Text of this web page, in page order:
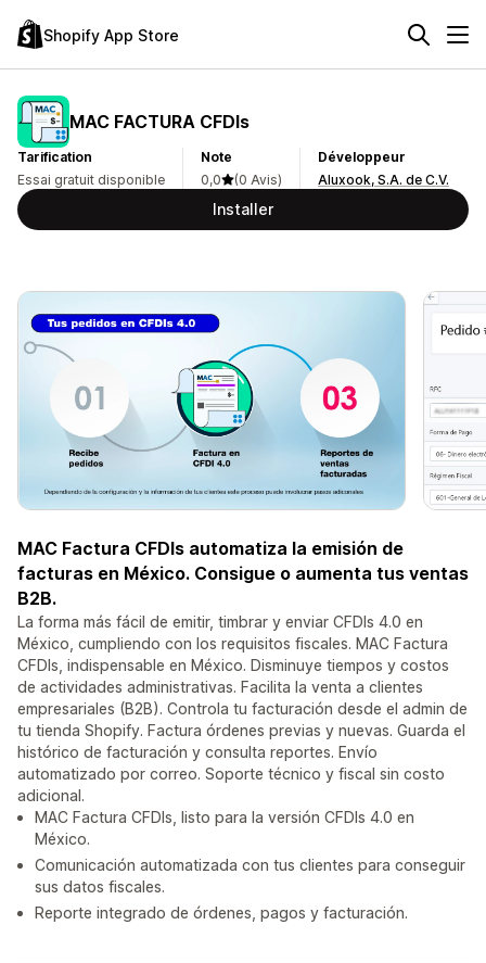
Shopify App Store
MAC FACTURA CFDIs
Tarification
Essai gratuit disponible
Note
0,0
(0 Avis)
Développeur
Aluxook, S.A. de C.V.
Installer
MAC Factura CFDIs automatiza la emisión de
facturas en México. Consigue o aumenta tus ventas
B2B.
La forma más fácil de emitir, timbrar y enviar CFDIs 4.0 en
México, cumpliendo con los requisitos fiscales. MAC Factura
CFDIs, indispensable en México. Disminuye tiempos y costos
de actividades administrativas. Facilita la venta a clientes
empresariales (B2B). Controla tu facturación desde el admin de
tu tienda Shopify. Factura órdenes previas y nuevas. Guarda el
histórico de facturación y consulta reportes. Envío
automatizado por correo. Soporte técnico y fiscal sin costo
adicional.
MAC Factura CFDIs, listo para la versión CFDIs 4.0 en
México.
Comunicación automatizada con tus clientes para conseguir
sus datos fiscales.
Reporte integrado de órdenes, pagos y facturación.